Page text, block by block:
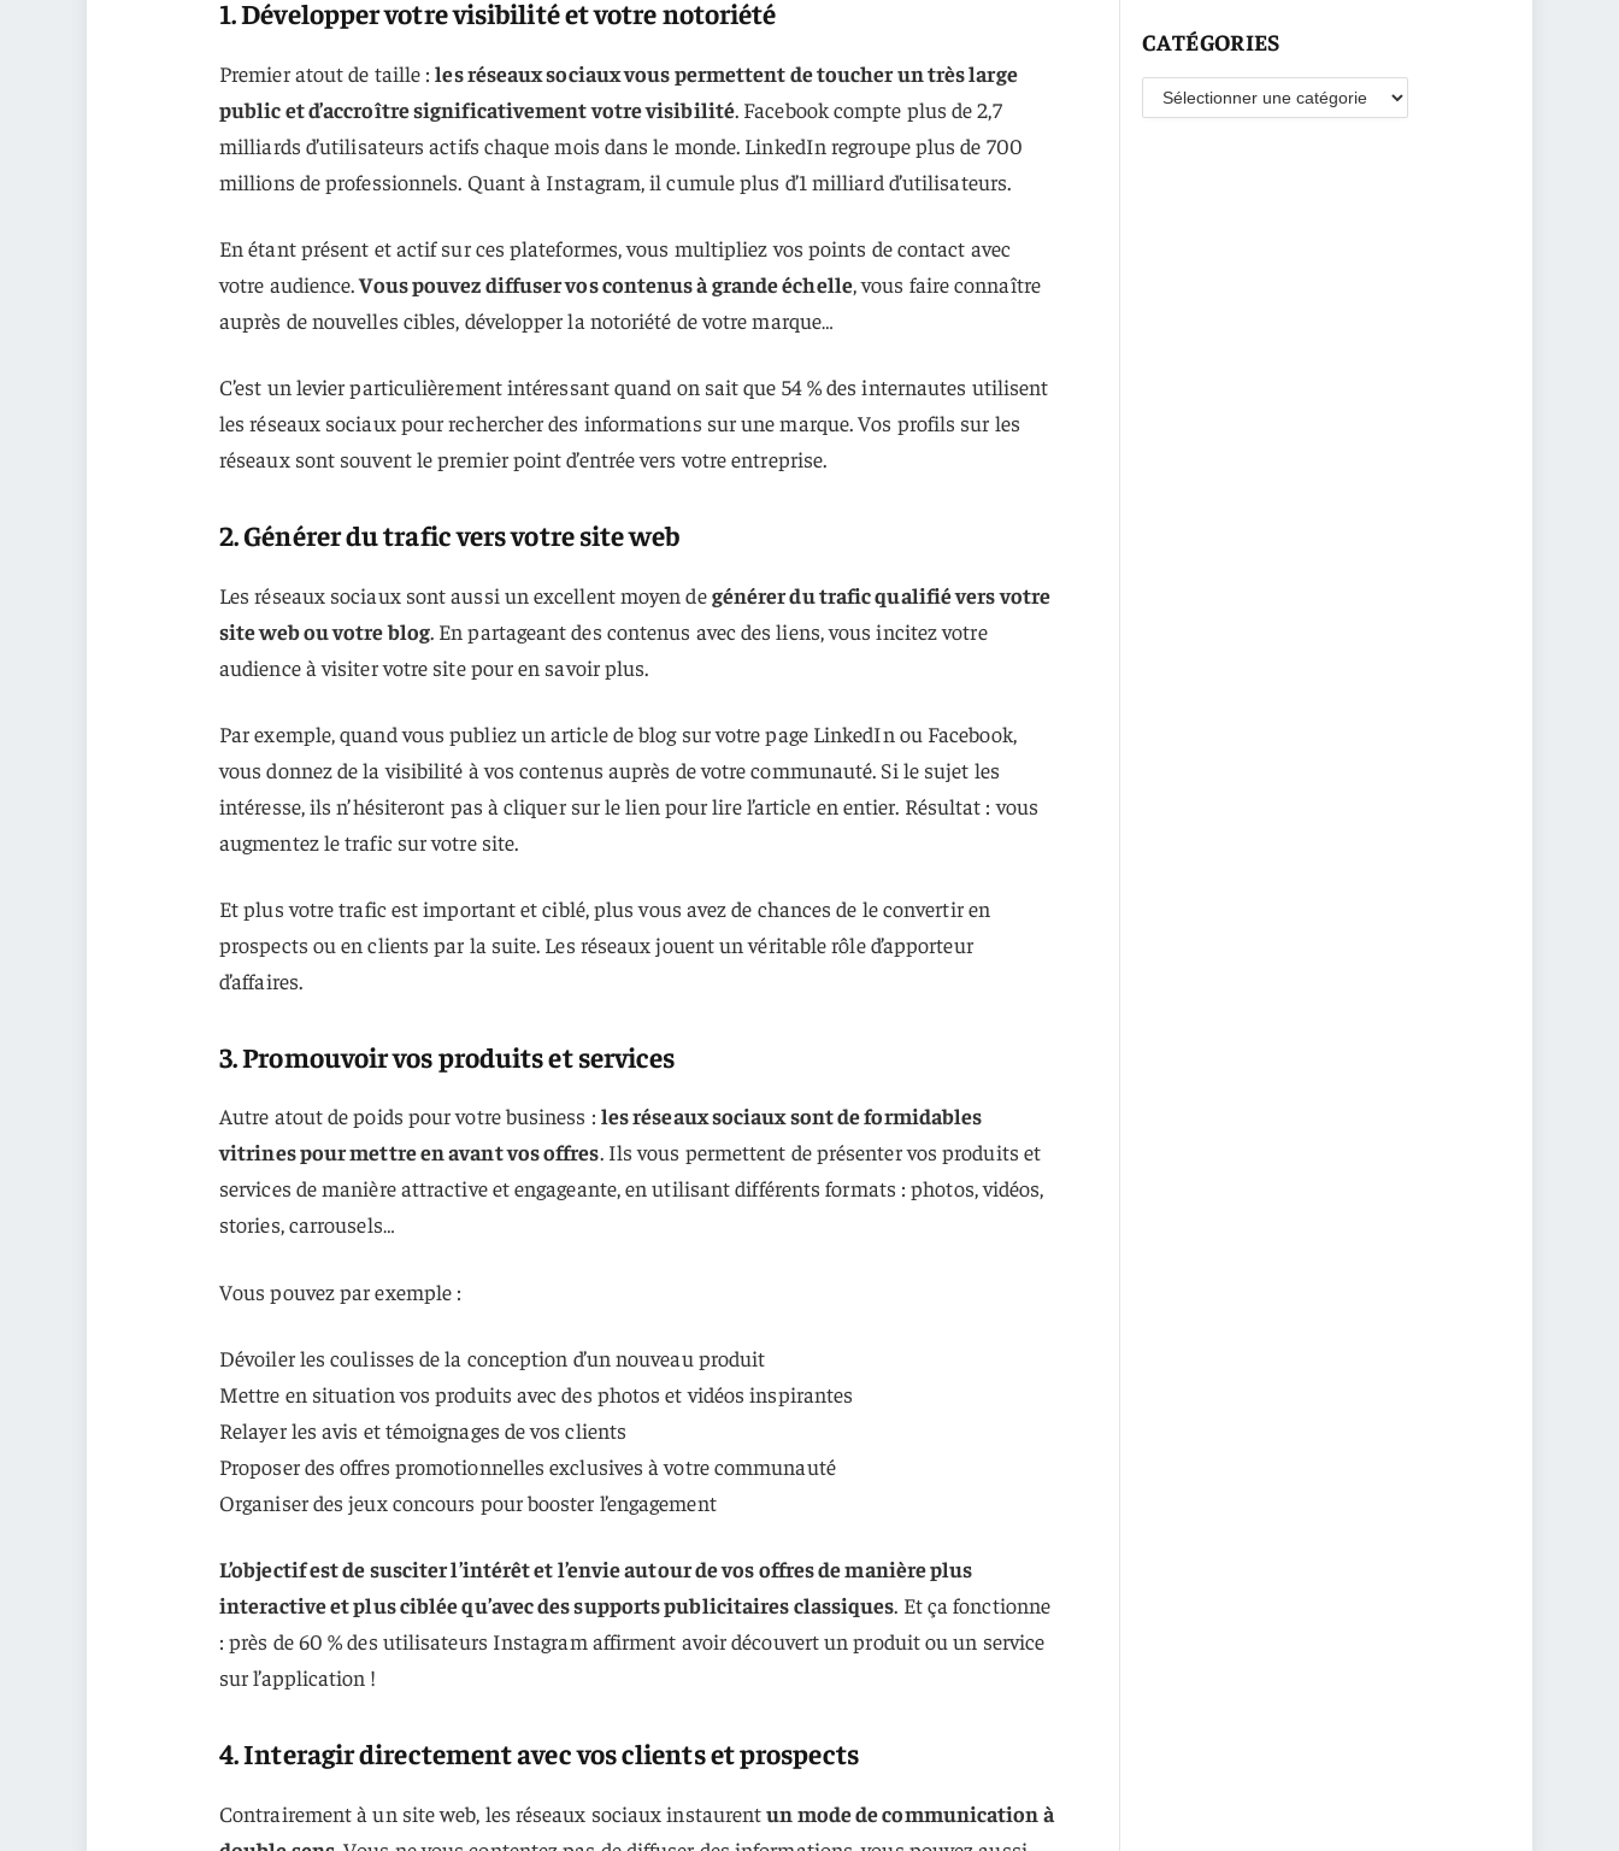
1. Développer votre visibilité et votre notoriété
Premier atout de taille :les réseaux sociaux vous permettent de toucher un très large
public et d’accroître significativement votre visibilité . Facebook compte plus de 2,7
milliards d’utilisateurs actifs chaque mois dans le monde. LinkedIn regroupe plus de 700
millions de professionnels. Quant à Instagram, il cumule plus d’1 milliard d’utilisateurs.
En étant présent et actif sur ces plateformes, vous multipliez vos points de contact avec
votre audience.Vous pouvez diffuser vos contenus à grande échelle, vous faire connaître
auprès de nouvelles cibles, développer la notoriété de votre marque…
C’est un levier particulièrement intéressant quand on sait que 54 % des internautes utilisent
les réseaux sociaux pour rechercher des informations sur une marque. Vos profils sur les
réseaux sont souvent le premier point d’entrée vers votre entreprise.
2. Générer du trafic vers votre site web
Les réseaux sociaux sont aussi un excellent moyen degénérer du trafic qualifié vers votre
site web ou votre blog. En partageant des contenus avec des liens, vous incitez votre
audience à visiter votre site pour en savoir plus.
Par exemple, quand vous publiez un article de blog sur votre page LinkedIn ou Facebook,
vous donnez de la visibilité à vos contenus auprès de votre communauté. Si le sujet les
intéresse, ils n’hésiteront pas à cliquer sur le lien pour lire l’article en entier. Résultat : vous
augmentez le trafic sur votre site.
Et plus votre trafic est important et ciblé, plus vous avez de chances de le convertir en
prospects ou en clients par la suite. Les réseaux jouent un véritable rôle d’apporteur
d’affaires.
3. Promouvoir vos produits et services
Autre atout de poids pour votre business : les réseaux sociaux sont de formidables
vitrines pour mettre en avant vos offres. Ils vous permettent de présenter vos produits et
services de manière attractive et engageante, en utilisant différents formats : photos, vidéos,
stories, carrousels…
Vous pouvez par exemple :
Dévoiler les coulisses de la conception d’un nouveau produit
Mettre en situation vos produits avec des photos et vidéos inspirantes
Relayer les avis et témoignages de vos clients
Proposer des offres promotionnelles exclusives à votre communauté
Organiser des jeux concours pour booster l’engagement
L’objectif est de susciter l’intérêt et l’envie autour de vos offres de manière plus
interactive et plus ciblée qu’avec des supports publicitaires classiques. Et ça fonctionne
: près de 60 % des utilisateurs Instagram affirment avoir découvert un produit ou un service
sur l’application !
4. Interagir directement avec vos clients et prospects
Contrairement à un site web, les réseaux sociaux instaurentun mode de communication à
CATÉGORIES
Catégories